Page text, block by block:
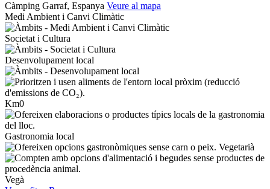
Càmping Garraf, Espanya Veure al mapa
Medi Ambient i Canvi Climàtic
Societat i Cultura
Desenvolupament local
Km0
Gastronomia local
Vegetarià
Vegà